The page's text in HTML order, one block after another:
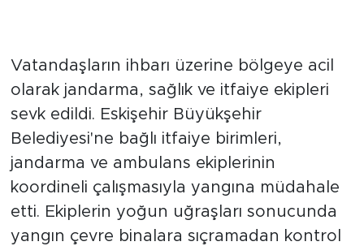
Vatandaşların ihbarı üzerine bölgeye acil
olarak jandarma, sağlık ve itfaiye ekipleri
sevk edildi. Eskişehir Büyükşehir
Belediyesi'ne bağlı itfaiye birimleri,
jandarma ve ambulans ekiplerinin
koordineli çalışmasıyla yangına müdahale
etti. Ekiplerin yoğun uğraşları sonucunda
yangın çevre binalara sıçramadan kontrol